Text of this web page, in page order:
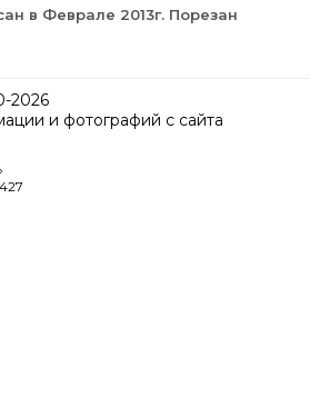
в Феврале 2013г. Порезан
2026
и фотографий с сайта